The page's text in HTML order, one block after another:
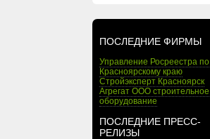
ПОСЛЕДНИЕ ФИРМЫ
Управление Росреестра по
Красноярскому краю
Стройэксперт Красноярск
Агрегат ООО строительное
оборудование
ПОСЛЕДНИЕ ПРЕСС-
РЕЛИЗЫ